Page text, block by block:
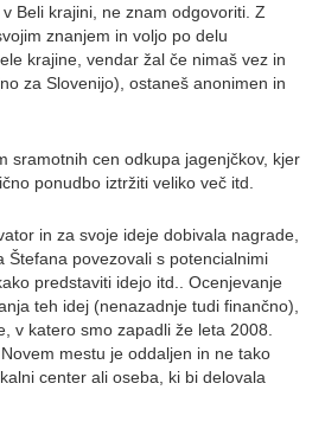
Beli krajini, ne znam odgovoriti. Z
znanjem in voljo po delu
krajine, vendar žal če nimaš vez in
za Slovenijo), ostaneš anonimen in
sramotnih cen odkupa jagenjčkov, kjer
ponudbo iztržiti veliko več itd.
in za svoje ideje dobivala nagrade,
Štefana povezovali s potencialnimi
predstaviti idejo itd.. Ocenjevanje
teh idej (nenazadnje tudi finančno),
v katero smo zapadli že leta 2008.
mestu je oddaljen in ne tako
center ali oseba, ki bi delovala